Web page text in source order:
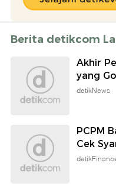
Berita detikcom
Akhir
yang
detikNews
PCPM
Cek